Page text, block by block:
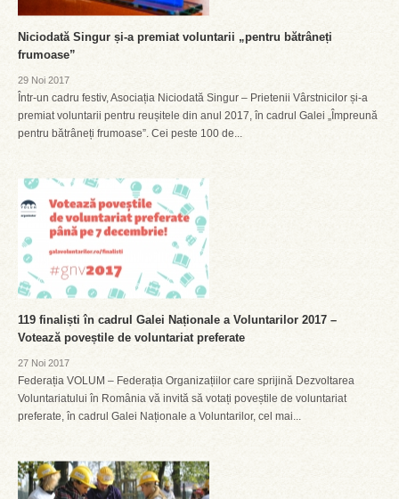
Niciodată Singur și-a premiat voluntarii „pentru bătrâneți
frumoase”
29 Noi 2017
Într-un cadru festiv, Asociația Niciodată Singur – Prietenii Vârstnicilor și-a
premiat voluntarii pentru reușitele din anul 2017, în cadrul Galei „Împreună
pentru bătrâneți frumoase”. Cei peste 100 de...
119 finaliști în cadrul Galei Naționale a Voluntarilor 2017 –
Votează poveștile de voluntariat preferate
27 Noi 2017
Federația VOLUM – Federația Organizațiilor care sprijină Dezvoltarea
Voluntariatului în România vă invită să votați poveștile de voluntariat
preferate, în cadrul Galei Naționale a Voluntarilor, cel mai...